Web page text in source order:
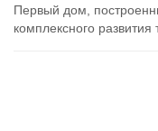
Первый дом,
комплексного развития